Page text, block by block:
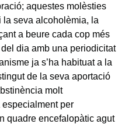
aquestes molèsties
seva alcoholèmia, la
a beure cada cop més
dia amb una periodicitat
ja s’ha habituat a la
de la seva aportació
molt
per
quadre encefalopàtic agut